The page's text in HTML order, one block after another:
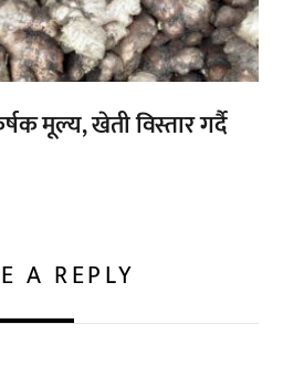
मूल्य, खेती विस्तार गर्दै
A REPLY